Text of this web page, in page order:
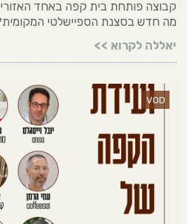
קבוצה פותחת בית קפה באחד
מה חדש בסצנת הספיישלטי
יאללה לקרוא >>
VOD